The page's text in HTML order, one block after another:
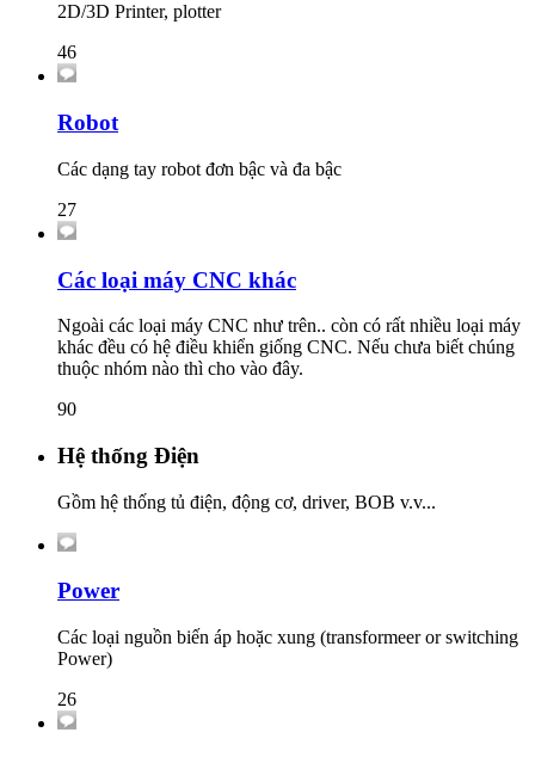
2D/3D Printer, plotter
46
Robot
Các dạng tay robot đơn bậc và đa bậc
27
Các loại máy CNC khác
Ngoài các loại máy CNC như trên.. còn có rất nhiều loại máy
khác đều có hệ điều khiển giống CNC. Nếu chưa biết chúng
thuộc nhóm nào thì cho vào đây.
90
Hệ thống Điện
Gồm hệ thống tủ điện, động cơ, driver, BOB v.v...
Power
Các loại nguồn biến áp hoặc xung (transformeer or switching
Power)
26